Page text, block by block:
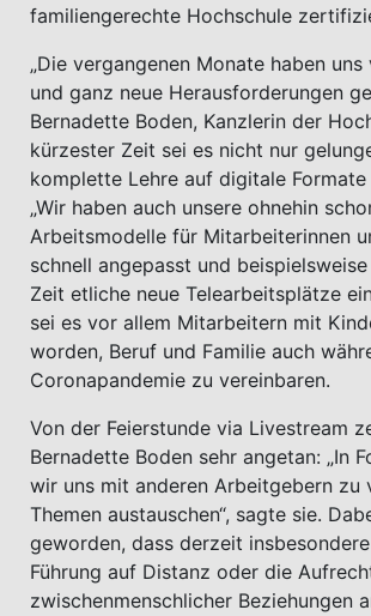
familiengerechte Hochschule
„Die vergangenen Monate haben
und ganz neue Herausforderungen
Bernadette Boden, Kanzlerin der
kürzester Zeit sei es nicht nur
komplette Lehre auf digitale Formate
„Wir haben auch unsere ohnehin
Arbeitsmodelle für Mitarbeiterinnen
schnell angepasst und
Zeit etliche neue Telearbeitsplätze
sei es vor allem Mitarbeitern mit
worden, Beruf und Familie auch
Coronapandemie zu vereinbaren.
Von der Feierstunde via Livestream
Bernadette Boden sehr angetan: „In
wir uns mit anderen Arbeitgebern zu
Themen austauschen“, sagte sie.
geworden, dass derzeit
Führung auf Distanz oder die
zwischenmenschlicher Beziehungen